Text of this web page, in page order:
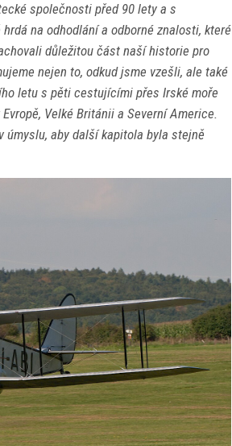
společnosti před 90 lety a s
na odhodlání a odborné znalosti, které
důležitou část naší historie pro
nejen to, odkud jsme vzešli, ale také
letu s pěti cestujícími přes Irské moře
Velké Británii a Severní Americe.
úmyslu, aby další kapitola byla stejně